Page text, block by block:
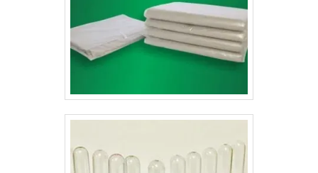
resistente para o transporte dos produtos. Da mesma
forma, esse tipo de embalagem é também mais
sofisticado, que as demais tipos de embalagem,
valorizando os produtos. Ou seja, o design das
produtos ao adequá-los de forma eficiente às
necessidades e expectativas do consumidor e definir
cenário, os cartuchos para produtos ganham um papel
de destaque, já que desempenham esse processo